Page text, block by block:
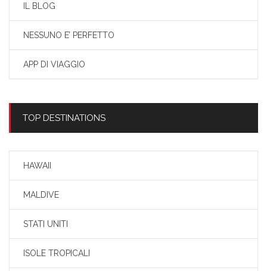
IL BLOG
NESSUNO E’ PERFETTO
APP DI VIAGGIO
TOP DESTINATIONS
HAWAII
MALDIVE
STATI UNITI
ISOLE TROPICALI